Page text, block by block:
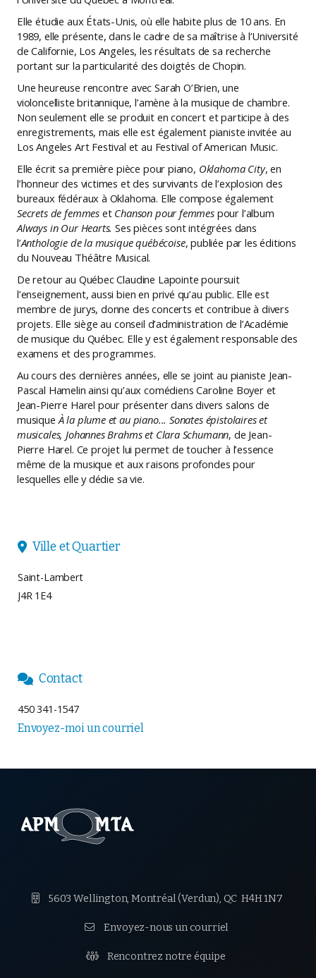
Elle étudie aux États-Unis, où elle habite plus de 10 ans. En
1989, elle présente, dans le cadre de sa maîtrise à l’Université
de Californie, Los Angeles, les résultats de sa recherche
portant sur la particularité des doigtés de Chopin.
Une heureuse rencontre avec Sarah O’Brien, une
violoncelliste britannique, l’amène à la musique de chambre.
Non seulement elle se produit en concert et participe à des
enregistrements, mais elle est également pianiste invitée au
Los Angeles Art Festival et au Festival of American Music.
Elle écrit sa première pièce pour piano, Oklahoma City, en
l’honneur des victimes et des survivants de l’explosion des
bureaux fédéraux à Oklahoma. Elle compose également
Secrets de femmes et Chanson pour femmespour l’album
Always in Our Hearts.Ses pièces sont intégrées dans
l’Anthologie de la musique québécoise, publiée par les éditions
du Nouveau Théâtre Musical.
De retour au Québec Claudine Lapointe poursuit
l’enseignement, aussi bien en privé qu’au public. Elle est
membre de jurys, donne des concerts et contribue à divers
projets. Elle siège au conseil d’administration de l’Académie
de musique du Québec. Elle y est également responsable des
examens et des programmes.
Au cours des dernières années, elle se joint au pianiste Jean-
Pascal Hamelin ainsi qu’aux comédiens Caroline Boyer et
Jean-Pierre Harel pour présenter dans divers salons de
musique À la plume et au piano... Sonates épistolaires et
musicales, Johannes Brahms et Clara Schumann, de Jean-
Pierre Harel. Ce projet lui permet de toucher à l’essence
même de la musique et aux raisons profondes pour
lesquelles elle y dédie sa vie.
 Ville et Quartier
Saint-Lambert
J4R 1E4
 Contact
450 341-1547
Envoyez-moi un courriel
 5603 Wellington, Montréal (Verdun), QC H4H 1N7
 Envoyez-nous un courriel
 Rencontrez notre équipe